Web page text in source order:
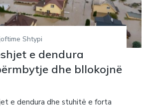
Shtypi
e dendura
dhe bllokojnë
e dendura dhe stuhitë e forta